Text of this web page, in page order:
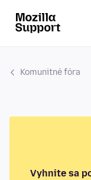
Komunitné fóra
Vyhnite sa